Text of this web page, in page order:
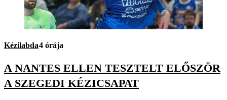
Kézilabda4 órája
A NANTES ELLEN TESZTELT ELŐSZÖR
A SZEGEDI KÉZICSAPAT